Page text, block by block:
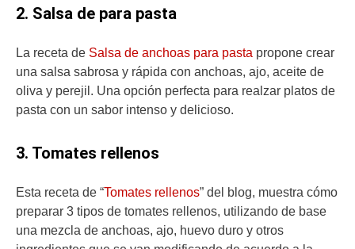
2. Salsa de para pasta
La receta de Salsa de anchoas para pasta propone crear
una salsa sabrosa y rápida con anchoas, ajo, aceite de
oliva y perejil. Una opción perfecta para realzar platos de
pasta con un sabor intenso y delicioso.
3. Tomates rellenos
Esta receta de “Tomates rellenos” del blog, muestra cómo
preparar 3 tipos de tomates rellenos, utilizando de base
una mezcla de anchoas, ajo, huevo duro y otros